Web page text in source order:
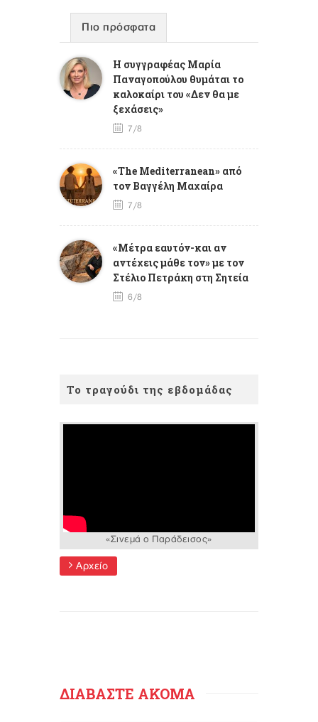
Πιο πρόσφατα
Η συγγραφέας Μαρία
Παναγοπούλου θυμάται το
καλοκαίρι του «Δεν θα με
ξεχάσεις»
7/8
«The Mediterranean» από
τον Βαγγέλη Μαχαίρα
7/8
«Μέτρα εαυτόν-και αν
αντέχεις μάθε τον» με τον
Στέλιο Πετράκη στη Σητεία
6/8
Το τραγούδι της εβδομάδας
«Σινεμά ο Παράδεισος»
Αρχείο
ΔΙΑΒΑΣΤΕ ΑΚΟΜΑ